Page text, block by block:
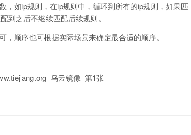
，如ip规则，在ip规则中，循环到所有的ip规则，如果匹
到之后不继续匹配后续规则。
顺序也可根据实际场景来确定最合适的顺序。